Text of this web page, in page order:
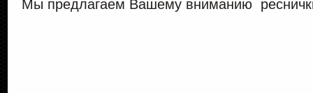
Мы предлагаем Вашему вниманию